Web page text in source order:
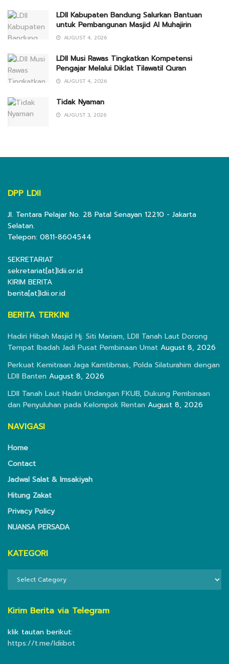
LDII Kabupaten Bandung Salurkan Bantuan
untuk Pembangunan Masjid Al Muhajirin
AUGUST 4, 2026
LDII Musi Rawas Tingkatkan Kompetensi
Pengajar Melalui Diklat Tilawatil Quran
AUGUST 4, 2026
Tidak Nyaman
AUGUST 3, 2026
DPP LDII
Jl. Tentara Pelajar No. 28 Patal Senayan 12210 - Jakarta
Selatan.
Telepon: 0811-8604544
SEKRETARIAT
sekretariat[at]ldii.or.id
KIRIM BERITA
berita[at]ldii.or.id
BERITA TERKINI
Hadiri Hibah Masjid Hj. Siti Mariam, LDII Tanah Laut Dorong
Tempat Ibadah Jadi Pusat Pembinaan Umat August 8, 2026
Perkuat Kemitraan Jaga Kamtibmas, Polda Silaturahim dengan
LDII Banten August 8, 2026
LDII Tanah Laut Hadiri Undangan FKUB, Dukung Pembinaan
dan Penyuluhan pada Kelompok Rentan August 8, 2026
NAVIGASI
Home
Contact
Jadwal Salat & Imsakiyah
Hitung Zakat
Privacy Policy
NUANSA PERSADA
KATEGORI
KATEGORI
Kirim Berita via Telegram
klik tautan berikut:
https://t.me/ldiibot